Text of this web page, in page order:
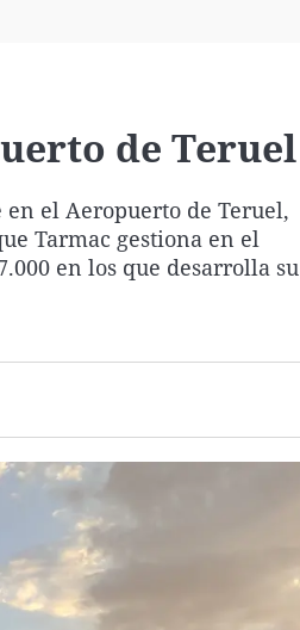
de Teruel
el Aeropuerto de Teruel,
Tarmac gestiona en el
en los que desarrolla su